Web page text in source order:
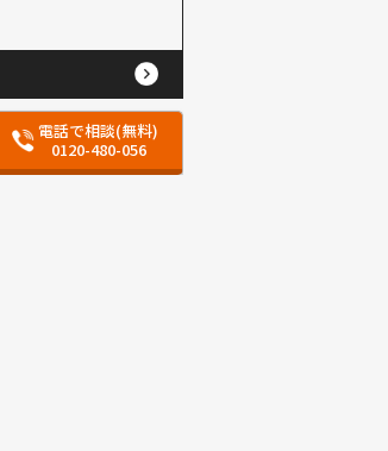
電話で相談(無料)
0120-480-056